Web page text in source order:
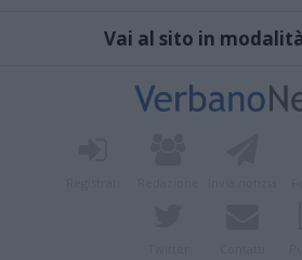
Vai al sito in